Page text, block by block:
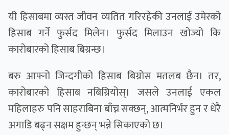
यी हिसाबमा व्यस्त जीवन व्यतित गरिरहेकी उनलाई उमेरको
हिसाब गर्ने फुर्सद मिलेन। फुर्सद मिलाउन खोज्यो कि
कारोबारको हिसाब बिग्रन्छ।
बरु आफ्नो जिन्दगीको हिसाब बिग्रोस मतलब छैन। तर,
कारोबारको हिसाब नबिग्रियोस्। जसले उनलाई एकल
महिलाहरु पनि साहराबिना बाँच्न सक्छन्, आत्मनिर्भर हुन र धेरै
अगाडि बढ्न सक्षम हुन्छन् भन्ने सिकाएको छ।